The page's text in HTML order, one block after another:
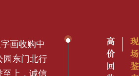
园东门北行
至上，诚信